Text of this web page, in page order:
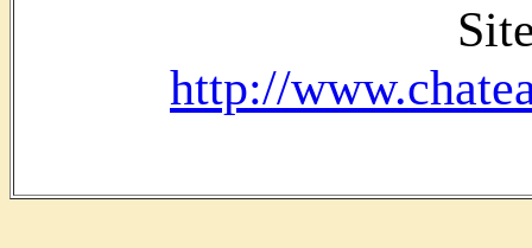
http://